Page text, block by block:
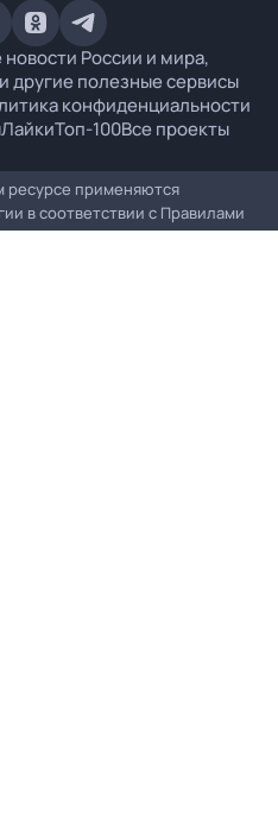
России и мира,
другие полезные сервисы
конфиденциальности
ЛайкиТоп-100Все проекты
применяются
в соответствии с Правилами